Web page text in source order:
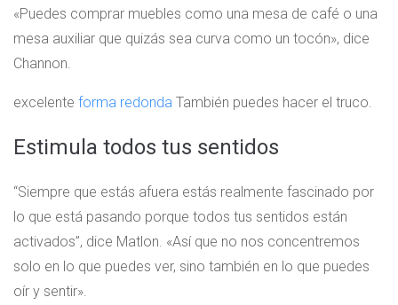
«Puedes comprar muebles como una mesa de café o una
mesa auxiliar que quizás sea curva como un tocón», dice
Channon.
excelente forma redonda También puedes hacer el truco.
Estimula todos tus sentidos
“Siempre que estás afuera estás realmente fascinado por
lo que está pasando porque todos tus sentidos están
activados”, dice Matlon. «Así que no nos concentremos
solo en lo que puedes ver, sino también en lo que puedes
oír y sentir».